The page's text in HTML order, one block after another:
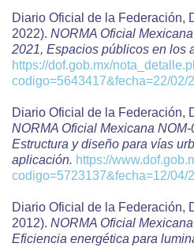
Diario Oficial de la Federación,
2022). NORMA Oficial
2021, Espacios públicos en los
https://dof.gob.mx/
codigo=5643417&fecha=22/02/
Diario Oficial de la Federación,
NORMA Oficial Mexicana
Estructura y diseño para vías
aplicación. https://
codigo=5723137&fecha=12/04/
Diario Oficial de la Federación,
2012). NORMA Oficial
Eficiencia energética para